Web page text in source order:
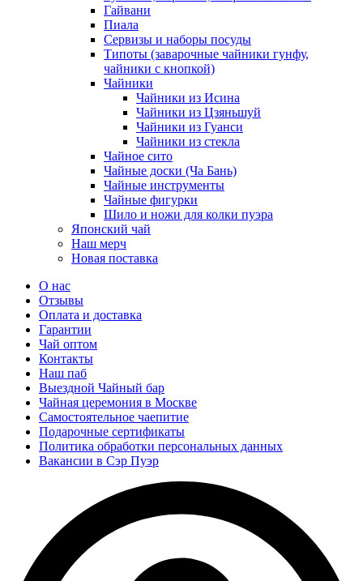
Гайвани
Пиала
Сервизы и наборы посуды
Типоты (заварочные чайники гунфу,
чайники с кнопкой)
Чайники
Чайники из Исина
Чайники из Цзяньшуй
Чайники из Гуанси
Чайники из стекла
Чайное сито
Чайные доски (Ча Бань)
Чайные инструменты
Чайные фигурки
Шило и ножи для колки пуэра
Японский чай
Наш мерч
Новая поставка
О нас
Отзывы
Оплата и доставка
Гарантии
Чай оптом
Контакты
Наш паб
Выездной Чайный бар
Чайная церемония в Москве
Самостоятельное чаепитие
Подарочные сертификаты
Политика обработки персональных данных
Вакансии в Сэр Пуэр